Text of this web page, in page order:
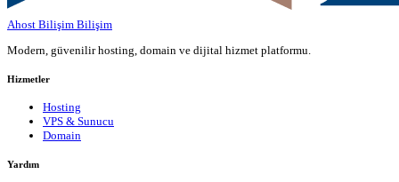
Ahost Bilişim Bilişim
Modern, güvenilir hosting, domain ve dijital hizmet platformu.
Hizmetler
Hosting
VPS & Sunucu
Domain
Yardım